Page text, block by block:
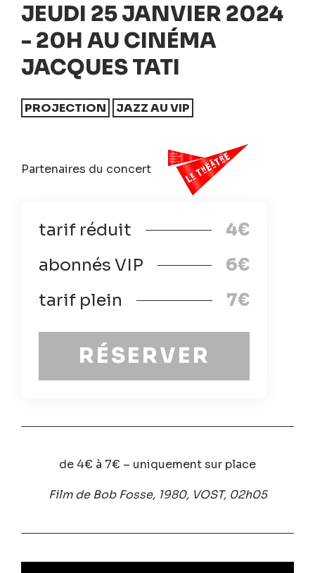
JEUDI 25 JANVIER 2024
- 20H AU CINÉMA
JACQUES TATI
PROJECTION JAZZ AU VIP
Partenaires du concert
tarif réduit
4€
abonnés VIP
6€
tarif plein
7€
RÉSERVER
de 4€ à 7€ – uniquement sur place
Film de Bob Fosse, 1980, VOST, 02h05